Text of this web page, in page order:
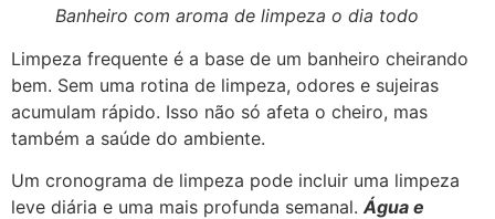
Banheiro com aroma de limpeza o dia todo
Limpeza frequente é a base de um banheiro cheirando
bem. Sem uma rotina de limpeza, odores e sujeiras
acumulam rápido. Isso não só afeta o cheiro, mas
também a saúde do ambiente.
Um cronograma de limpeza pode incluir uma limpeza
leve diária e uma mais profunda semanal. Água e